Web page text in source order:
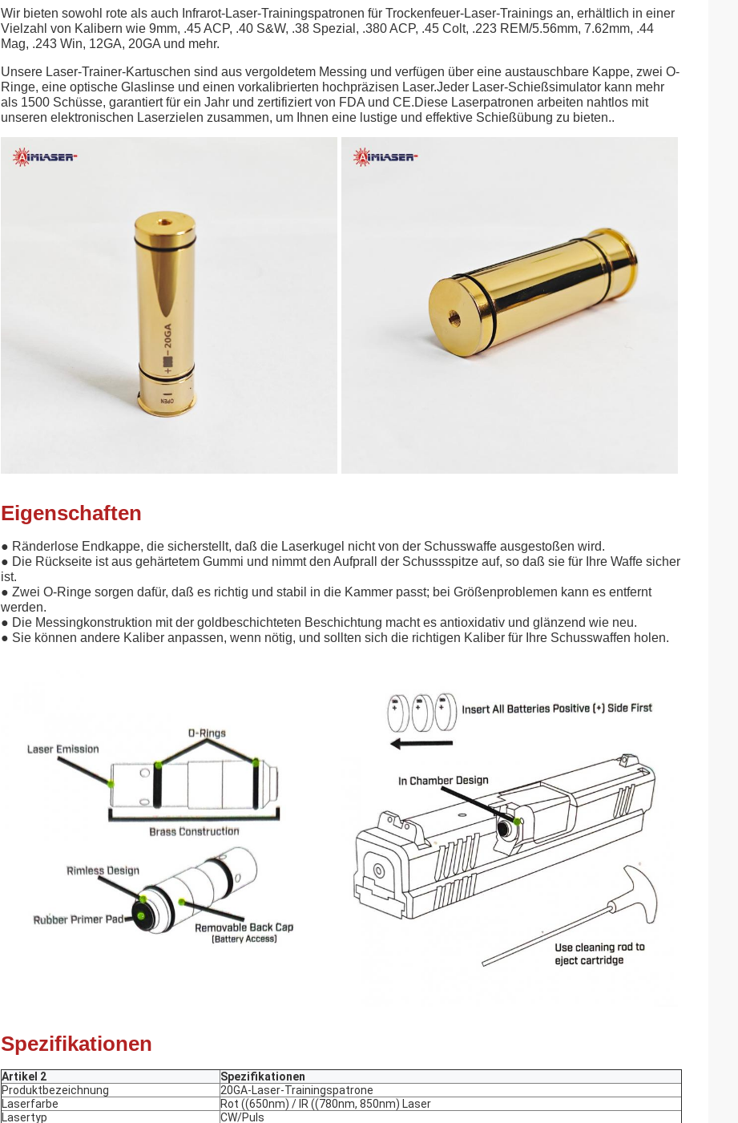
Wir bieten sowohl rote als auch Infrarot-Laser-Trainingspatronen für Trockenfeuer-Laser-Trainings an, erhältlich in einer
Vielzahl von Kalibern wie 9mm, .45 ACP, .40 S&W, .38 Spezial, .380 ACP, .45 Colt, .223 REM/5.56mm, 7.62mm, .44
Mag, .243 Win, 12GA, 20GA und mehr.
Unsere Laser-Trainer-Kartuschen sind aus vergoldetem Messing und verfügen über eine austauschbare Kappe, zwei O-
Ringe, eine optische Glaslinse und einen vorkalibrierten hochpräzisen Laser.Jeder Laser-Schießsimulator kann mehr
als 1500 Schüsse, garantiert für ein Jahr und zertifiziert von FDA und CE.Diese Laserpatronen arbeiten nahtlos mit
unseren elektronischen Laserzielen zusammen, um Ihnen eine lustige und effektive Schießübung zu bieten..
Eigenschaften
● Ränderlose Endkappe, die sicherstellt, daß die Laserkugel nicht von der Schusswaffe ausgestoßen wird.
● Die Rückseite ist aus gehärtetem Gummi und nimmt den Aufprall der Schussspitze auf, so daß sie für Ihre Waffe sicher
ist.
● Zwei O-Ringe sorgen dafür, daß es richtig und stabil in die Kammer passt; bei Größenproblemen kann es entfernt
werden.
● Die Messingkonstruktion mit der goldbeschichteten Beschichtung macht es antioxidativ und glänzend wie neu.
● Sie können andere Kaliber anpassen, wenn nötig, und sollten sich die richtigen Kaliber für Ihre Schusswaffen holen.
Spezifikationen
Artikel 2
Spezifikationen
Produktbezeichnung
20GA-Laser-Trainingspatrone
Laserfarbe
Rot ((650nm) / IR ((780nm, 850nm) Laser
Lasertyp
CW/Puls